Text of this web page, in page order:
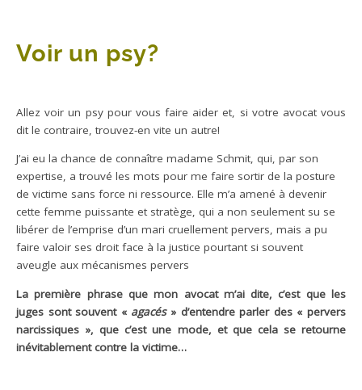
Voir un psy?
Allez voir un psy pour vous faire aider et, si votre avocat vous
dit le contraire, trouvez-en vite un autre!
J’ai eu la chance de connaître madame Schmit, qui, par son
expertise, a trouvé les mots pour me faire sortir de la posture
de victime sans force ni ressource. Elle m’a amené à devenir
cette femme puissante et stratège, qui a non seulement su se
libérer de l’emprise d’un mari cruellement pervers, mais a pu
faire valoir ses droit face à la justice pourtant si souvent
aveugle aux mécanismes pervers
La première phrase que mon avocat m’ai dite, c’est que les
juges sont souvent « agacés» d’entendre parler des « pervers
narcissiques », que c’est une mode, et que cela se retourne
inévitablement contre la victime…